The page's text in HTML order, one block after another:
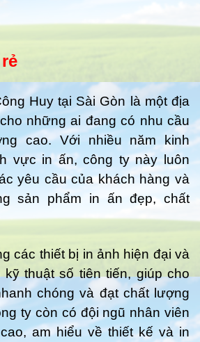
Huy tại Sài Gòn là một địa
những ai đang có nhu cầu
cao. Với nhiều năm kinh
vực in ấn, công ty này luôn
yêu cầu của khách hàng và
sản phẩm in ấn đẹp, chất
các thiết bị in ảnh hiện đại và
thuật số tiên tiến, giúp cho
chóng và đạt chất lượng
ty còn có đội ngũ nhân viên
am hiểu về thiết kế và in